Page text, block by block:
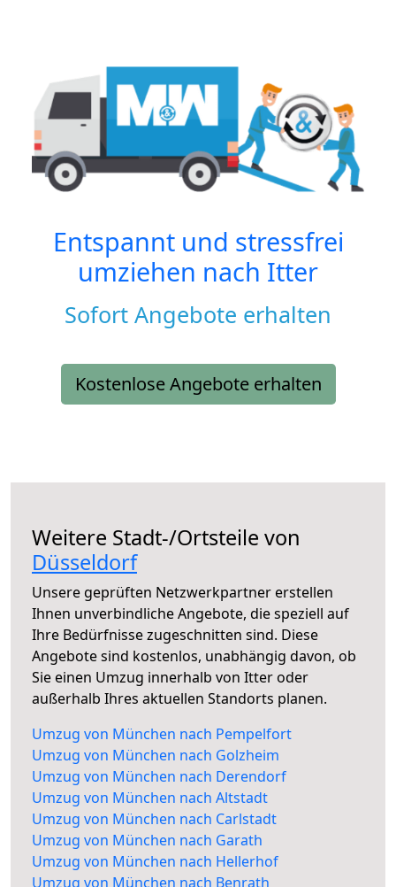
Entspannt und stressfrei
umziehen nach Itter
Sofort Angebote erhalten
Kostenlose Angebote erhalten
Weitere Stadt-/Ortsteile von
Düsseldorf
Unsere geprüften Netzwerkpartner erstellen
Ihnen unverbindliche Angebote, die speziell auf
Ihre Bedürfnisse zugeschnitten sind. Diese
Angebote sind kostenlos, unabhängig davon, ob
Sie einen Umzug innerhalb von Itter oder
außerhalb Ihres aktuellen Standorts planen.
Umzug von München nach Pempelfort
Umzug von München nach Golzheim
Umzug von München nach Derendorf
Umzug von München nach Altstadt
Umzug von München nach Carlstadt
Umzug von München nach Garath
Umzug von München nach Hellerhof
Umzug von München nach Benrath